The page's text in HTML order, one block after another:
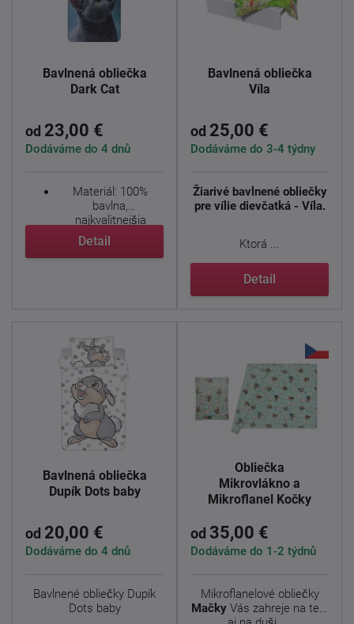
Bavlnená obliečka
Dark Cat
od 23,00 €
Dodáváme do 4 dnů
Materiál: 100%
bavlna,
najkvalitnejšia
priadza, hladký a
príjemný ...
Detail
Bavlnená obliečka
Víla
od 25,00 €
Dodáváme do 3-4 týdny
Žiarivé bavlnené obliečky
pre vílie dievčatká - Víla.
Ktorá ...
Detail
Bavlnená obliečka
Dupík Dots baby
od 20,00 €
Dodáváme do 4 dnů
Bavlnené obliečky Dupík
Dots baby
Obliečka
Mikrovlákno a
Mikroflanel Kočky
od 35,00 €
Dodáváme do 1-2 týdnů
Mikroflanelové obliečky
Mačky Vás zahreje na tele